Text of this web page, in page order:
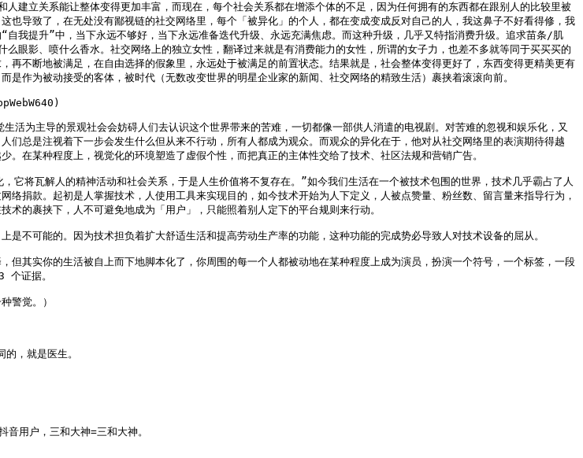
建立关系能让整体变得更加丰富，而现在，每个社会关系都在增添个体的不足，因为任何拥有的东西都在跟别人的比较里被
导致了，在无处没有鄙视链的社交网络里，每个「被异化」的个人，都在变成变成反对自己的人，我这鼻子不好看得修，我
我提升”中，当下永远不够好，当下永远准备迭代升级、永远充满焦虑。而这种升级，几乎又特指消费升级。追求苗条/肌
眼影、喷什么香水。社交网络上的独立女性，翻译过来就是有消费能力的女性，所谓的女子力，也差不多就等同于买买买的
不断地被满足，在自由选择的假象里，永远处于被满足的前置状态。结果就是，社会整体变得更好了，东西变得更精美更有
作为被动接受的客体，被时代（无数改变世界的明星企业家的新闻、社交网络的精致生活）裹挟着滚滚向前。
景观社会会妨碍人们去认识这个世界带来的苦难，一切都像一部供人消遣的电视剧。对苦难的忽视和娱乐化，又
总是注视着下一步会发生什么但从来不行动，所有人都成为观众。而观众的异化在于，他对从社交网络里的表演期待得越
在某种程度上，视觉化的环境塑造了虚假个性，而把真正的主体性交给了技术、社区法规和营销广告。
将瓦解人的精神活动和社会关系，于是人生价值将不复存在。”如今我们生活在一个被技术包围的世界，技术几乎霸占了人
捐款。起初是人掌握技术，人使用工具来实现目的，如今技术开始为人下定义，人被点赞量、粉丝数、留言量来指导行为，
的裹挟下，人不可避免地成为「用户」，只能照着别人定下的平台规则来行动。
不可能的。因为技术担负着扩大舒适生活和提高劳动生产率的功能，这种功能的完成势必导致人对技术设备的屈从。
其实你的生活被自上而下地脚本化了，你周围的每一个人都被动地在某种程度上成为演员，扮演一个符号，一个标签，一段
个证据。
警觉。）
，就是医生。
用户，三和大神=三和大神。